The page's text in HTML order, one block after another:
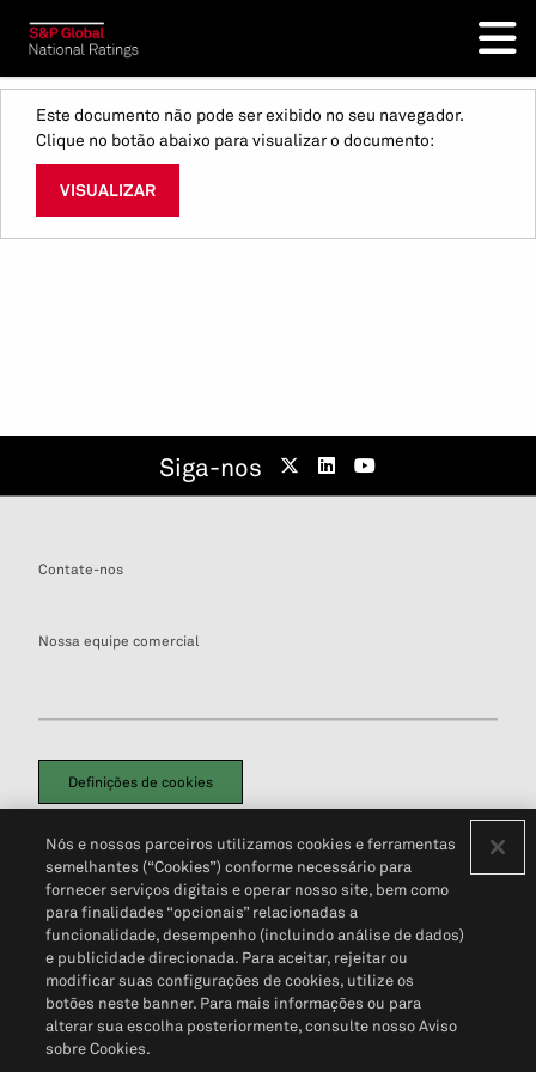
Este documento não pode ser exibido no seu navegador.
Clique no botão abaixo para visualizar o documento:
VISUALIZAR
Siga-nos
Contate-nos
Nossa equipe comercial
Definições de cookies
Política de PrivacidadePortal de privacidade do cliente (em inglês)
Não Venda Minhas Informações Pessoais© 2026 S&P Global
Nós e nossos parceiros utilizamos cookies e ferramentas
semelhantes (“Cookies”) conforme necessário para
fornecer serviços digitais e operar nosso site, bem como
para finalidades “opcionais” relacionadas a
funcionalidade, desempenho (incluindo análise de dados)
e publicidade direcionada. Para aceitar, rejeitar ou
modificar suas configurações de cookies, utilize os
botões neste banner. Para mais informações ou para
alterar sua escolha posteriormente, consulte nosso Aviso
sobre Cookies.